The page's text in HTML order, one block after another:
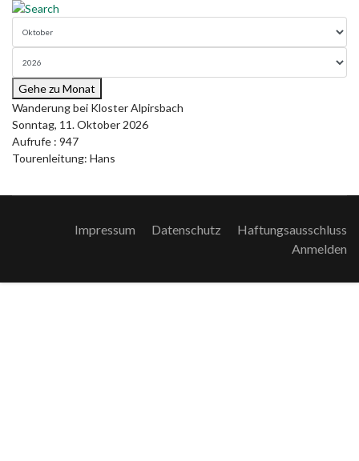
Gehe zu Monat
Wanderung bei Kloster Alpirsbach
Sonntag, 11. Oktober 2026
Aufrufe : 947
Tourenleitung: Hans
Impressum Datenschutz
Haftungsausschluss
Anmelden